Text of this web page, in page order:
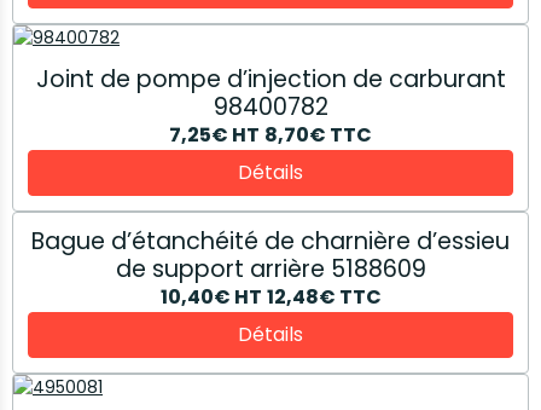
Joint de pompe d’injection de carburant
98400782
7,25€ HT 8,70€ TTC
Détails
Bague d’étanchéité de charnière d’essieu
de support arrière 5188609
10,40€ HT 12,48€ TTC
Détails